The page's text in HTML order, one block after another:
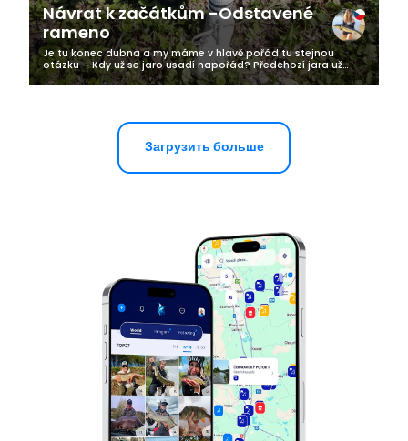
Návrat k začátkům -Odstavené
rameno
Je tu konec dubna a my máme v hlavě pořád tu stejnou
otázku – Kdy už se jaro usadí napořád? Předchozí jara už
touto dobou bylo na celodenní posedávání venku a nyní se
ani bez bundy nevypravím...
Загрузить больше